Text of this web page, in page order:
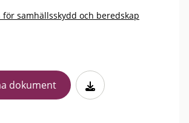
samhällsskydd och beredskap
dokument